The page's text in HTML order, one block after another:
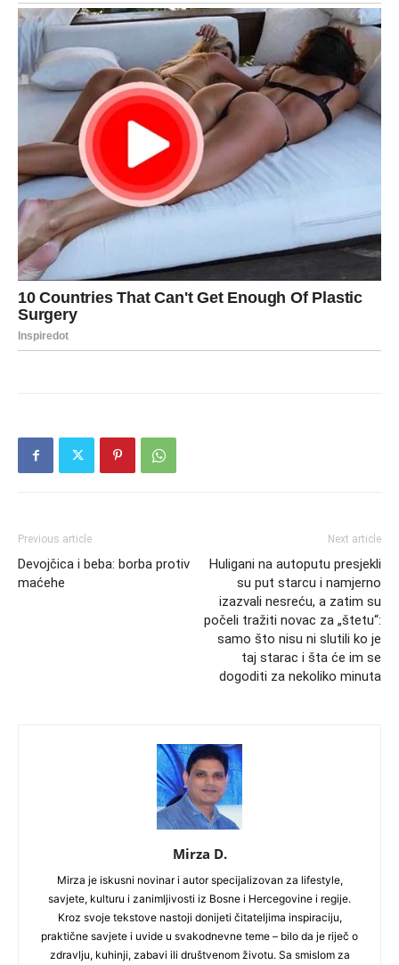
Previous article
Devojčica i beba: borba protiv
maćehe
Next article
Huligani na autoputu presjekli
su put starcu i namjerno
izazvali nesreću, a zatim su
počeli tražiti novac za „štetu“:
samo što nisu ni slutili ko je
taj starac i šta će im se
dogoditi za nekoliko minuta
Mirza D.
Mirza je iskusni novinar i autor specijalizovan za lifestyle,
savjete, kulturu i zanimljivosti iz Bosne i Hercegovine i regije.
Kroz svoje tekstove nastoji donijeti čitateljima inspiraciju,
praktične savjete i uvide u svakodnevne teme – bilo da je riječ o
zdravlju, kuhinji, zabavi ili društvenom životu. Sa smislom za